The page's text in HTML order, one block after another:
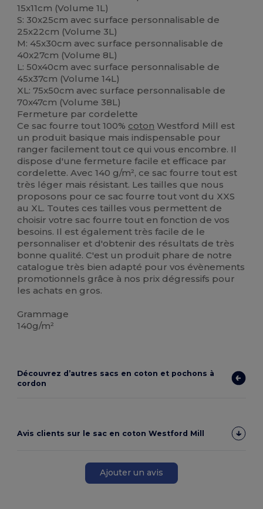
15x11cm (Volume 1L)
S: 30x25cm avec surface personnalisable de
25x22cm (Volume 3L)
M: 45x30cm avec surface personnalisable de
40x27cm (Volume 8L)
L: 50x40cm avec surface personnalisable de
45x37cm (Volume 14L)
XL: 75x50cm avec surface personnalisable de
70x47cm (Volume 38L)
Fermeture par cordelette
Ce sac fourre tout 100% coton Westford Mill est
un produit basique mais indispensable pour
ranger facilement tout ce qui vous encombre. Il
dispose d'une fermeture facile et efficace par
cordelette. Avec 140 g/m², ce sac fourre tout est
très léger mais résistant. Les tailles que nous
proposons pour ce sac fourre tout vont du XXS
au XL. Toutes ces tailles vous permettent de
choisir votre sac fourre tout en fonction de vos
besoins. Il est également très facile de le
personnaliser et d'obtenir des résultats de très
bonne qualité. C'est un produit phare de notre
catalogue très bien adapté pour vos évènements
promotionnels grâce à nos prix dégressifs pour
les achats en gros.
Grammage
140g/m²
Découvrez d’autres sacs en coton et pochons à
cordon
Avis clients sur le sac en coton Westford Mill
Ajouter un avis